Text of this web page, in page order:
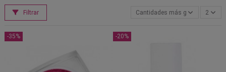
Filtrar Cantidades más grandes2
-35% -20%